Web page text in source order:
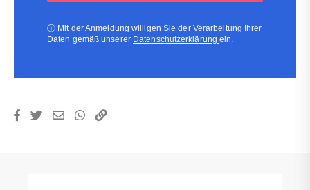
ⓘ Mit der Anmeldung willigen Sie der Verarbeitung Ihrer
Daten gemäß unserer Datenschutzerklärungein.